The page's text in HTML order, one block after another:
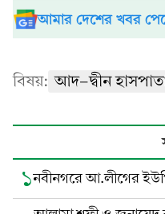
আমার দেশের খবর
বিষয়: আদ-দ্বীন
১নবীনগরে আ.লীগের ইউপি